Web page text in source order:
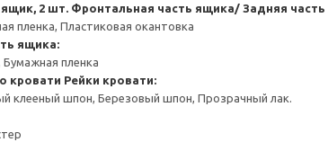
2 шт. Фронтальная часть ящика/ Задняя
пленка, Пластиковая окантовка
ящика:
пленка
кровати Рейки кровати:
клееный шпон, Березовый шпон, Прозрачный лак.